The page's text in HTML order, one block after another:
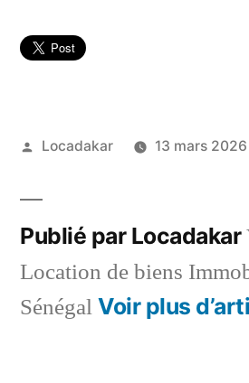
Publié
Locadakar 13 mars 2026
Publié par Locadakar
Location de biens
Sénégal Voir plus